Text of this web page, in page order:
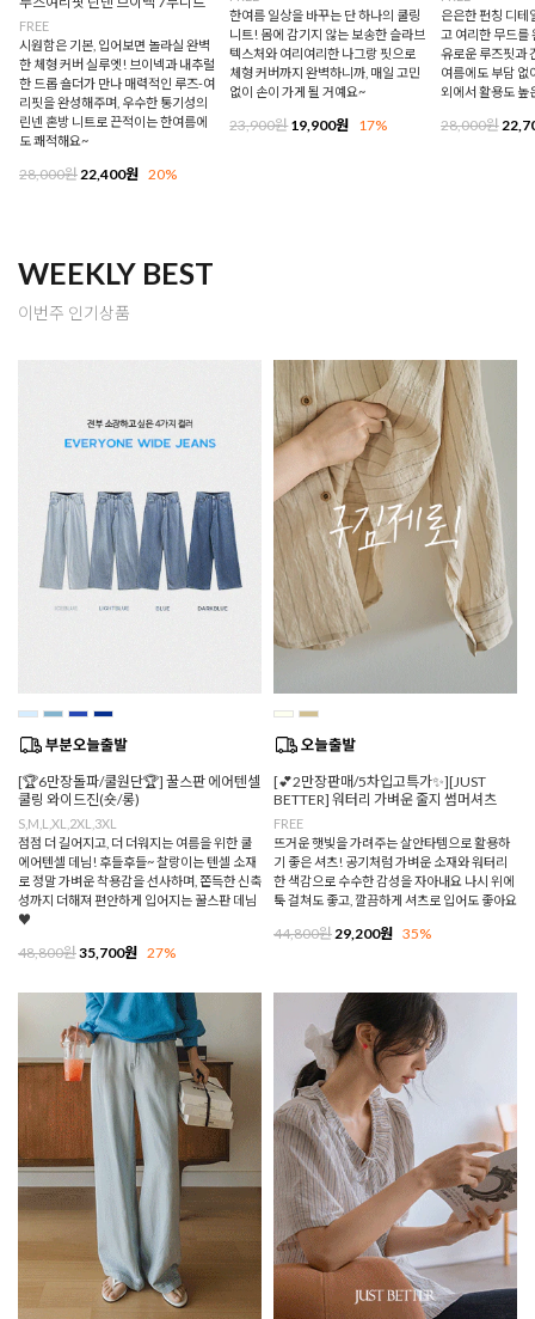
FREE
시원함은 기본, 입어보면 놀라실 완벽
한 체형 커버 실루엣! 브이넥과 내추럴
한 드롭 숄더가 만나 매력적인 루즈-여
리핏을 완성해주며, 우수한 통기성의
린넨 혼방 니트로 끈적이는 한여름에
도 쾌적해요~
28,000원22,400원 20%
한여름 일상을 바꾸는 단 하나의 쿨링
니트! 몸에 감기지 않는 보송한 슬라브
텍스처와 여리여리한 나그랑 핏으로
체형 커버까지 완벽하니까, 매일 고민
없이 손이 가게 될 거예요~
23,900원19,900원 17%
은은한 펀칭 디테
고 여리한 무드를
유로운 루즈핏과
여름에도 부담 없
외에서 활용도 높
28,000원
WEEKLY BEST
이번주 인기상품
[🏆6만장돌파/쿨원단🏆] 꿀스판 에어텐셀
쿨링 와이드진(숏/롱)
S,M,L,XL,2XL,3XL
점점 더 길어지고, 더 더워지는 여름을 위한 쿨
에어텐셀 데님! 후들후들~ 찰랑이는 텐셀 소재
로 정말 가벼운 착용감을 선사하며, 쫀득한 신축
성까지 더해져 편안하게 입어지는 꿀스판 데님
♥
48,800원35,700원 27%
[💕2만장판매/5차입고특가✨][JUST
BETTER] 워터리 가벼운 줄지 썸머셔츠
FREE
뜨거운 햇빛을 가려주는 살안타템으로 활용하
기 좋은 셔츠! 공기처럼 가벼운 소재와 워터리
한 색감으로 수수한 감성을 자아내요 나시 위에
툭 걸쳐도 좋고, 깔끔하게 셔츠로 입어도 좋아요
44,800원29,200원 35%